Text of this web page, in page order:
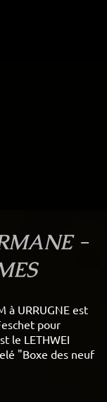
-
à URRUGNE est
pour
le LETHWEI
"Boxe des neuf